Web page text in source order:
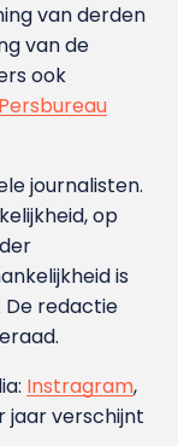
van derden
van de
ook
journalisten.
op
is
De redactie
Instragram,
jaar verschijnt